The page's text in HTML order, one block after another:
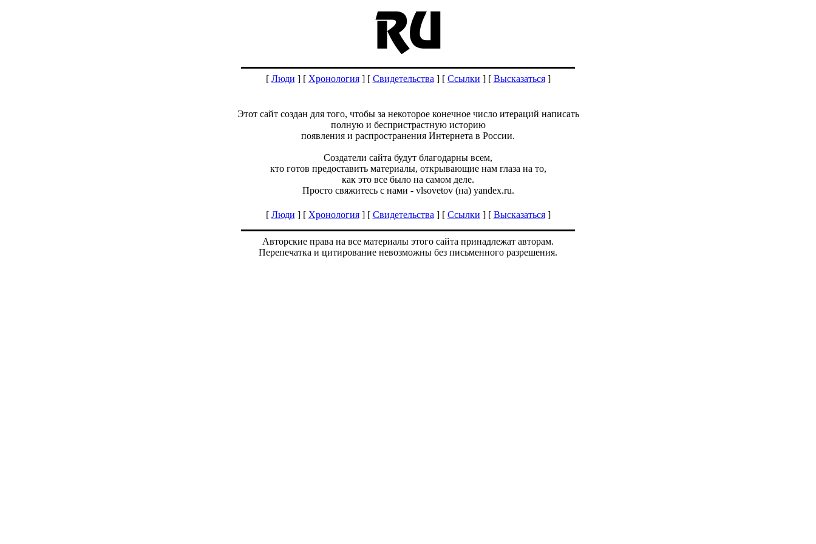
[ Люди ] [ Хронология] [ Свидетельства ] [ Ссылки ] [ Высказаться]
Этот сайт создан для того, чтобы за некоторое конечное число итераций написать
полную и беспристрастную историю
появления и распространения Интернета в России.
Создатели сайта будут благодарны всем,
кто готов предоставить материалы, открывающие нам глаза на то,
как это все было на самом деле.
Просто свяжитесь с нами - vlsovetov (на) yandex.ru.
[ Люди ] [ Хронология] [ Свидетельства ] [ Ссылки ] [ Высказаться]
Авторские права на все материалы этого сайта принадлежат авторам.
Перепечатка и цитирование невозможны без письменного разрешения.